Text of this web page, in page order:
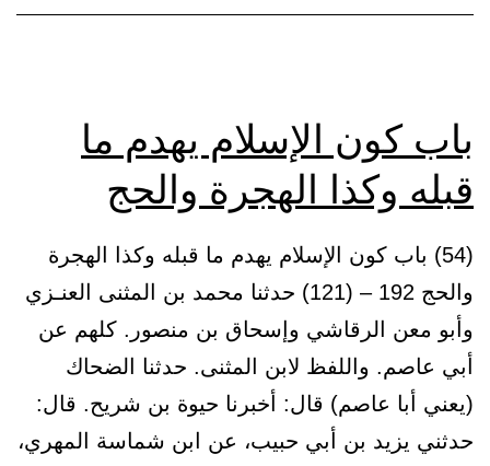
باب كون الإسلام يهدم ما
قبله وكذا الهجرة والحج
(54) باب كون الإسلام يهدم ما قبله وكذا الهجرة
والحج 192 – (121) حدثنا محمد بن المثنى العنـزي
وأبو معن الرقاشي وإسحاق بن منصور. كلهم عن
أبي عاصم. واللفظ لابن المثنى. حدثنا الضحاك
(يعني أبا عاصم) قال: أخبرنا حيوة بن شريح. قال:
حدثني يزيد بن أبي حبيب، عن ابن شماسة المهري،